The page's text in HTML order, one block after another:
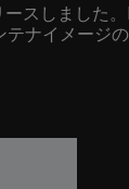
スしました
ナイメージの